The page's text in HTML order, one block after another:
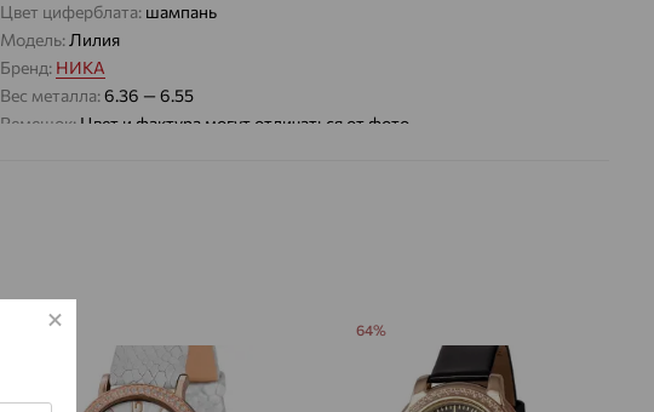
Цвет циферблата: шампань
Модель: Лилия
Бренд: НИКА
Вес металла:6.36 — 6.55
Ремешок: Цвет и фактура могут отличаться от фото
64% 64%